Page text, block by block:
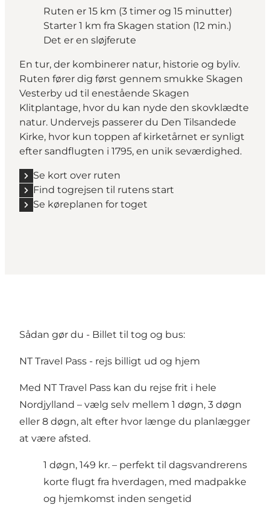
Ruten er 15 km (3 timer og 15 minutter)
Starter 1 km fra Skagen station (12 min.)
Det er en sløjferute
En tur, der kombinerer natur, historie og byliv.
Ruten fører dig først gennem smukke Skagen
Vesterby ud til enestående Skagen
Klitplantage, hvor du kan nyde den skovklædte
natur. Undervejs passerer du Den Tilsandede
Kirke, hvor kun toppen af kirketårnet er synligt
efter sandflugten i 1795, en unik seværdighed.
Se kort over ruten
Find togrejsen til rutens start
Se køreplanen for toget
Sådan gør du - Billet til tog og bus:
NT Travel Pass - rejs billigt ud og hjem
Med NT Travel Pass kan du rejse frit i hele
Nordjylland – vælg selv mellem 1 døgn, 3 døgn
eller 8 døgn, alt efter hvor længe du planlægger
at være afsted.
1 døgn, 149 kr. – perfekt til dagsvandrerens
korte flugt fra hverdagen, med madpakke
og hjemkomst inden sengetid